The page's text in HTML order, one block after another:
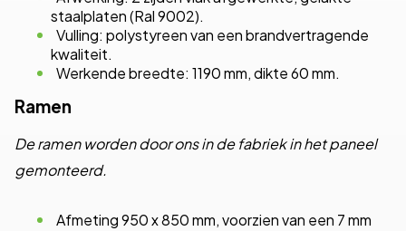
staalplaten (Ral 9002).
Vulling: polystyreen van een brandvertragende
kwaliteit.
Werkende breedte: 1190 mm, dikte 60 mm.
Ramen
De ramen worden door ons in de fabriek in het paneel
gemonteerd.
Afmeting 950 x 850 mm, voorzien van een 7 mm